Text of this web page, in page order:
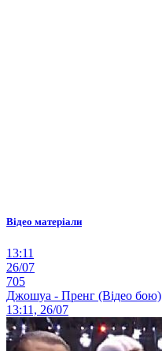
Відео матеріали
13:11
26/07
705
Джошуа - Пренг (Відео бою)
13:11, 26/07